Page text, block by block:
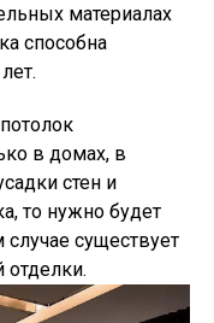
материалах
способна
в домах, в
стен и
то нужно будет
существует